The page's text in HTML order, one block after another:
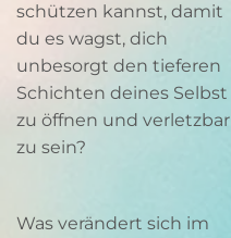
schützen kannst, damit
du es wagst, dich
unbesorgt den tieferen
Schichten deines Selbst
zu öffnen und verletzbar
zu sein?
Was verändert sich im